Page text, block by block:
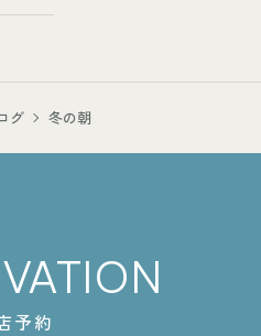
グ 冬の朝
予約